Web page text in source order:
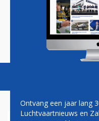
Magazine
Ontvang een jaar lang
Luchtvaartnieuws en